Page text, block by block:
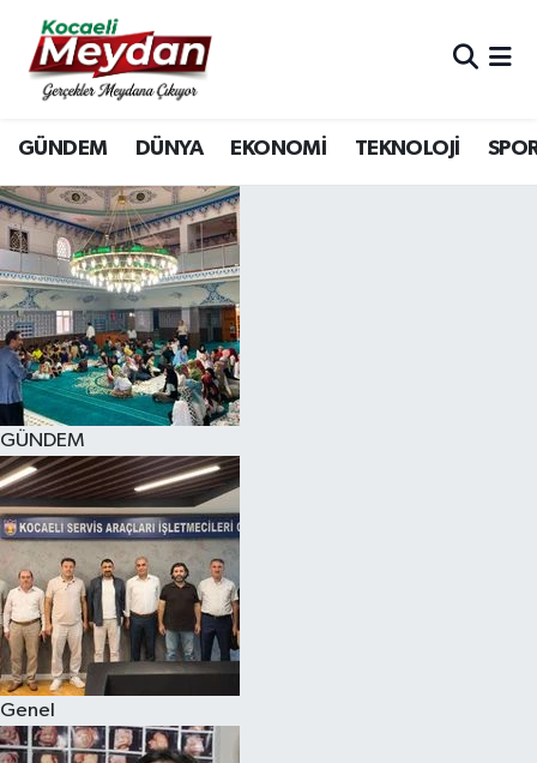
GÜNDEM DÜNYA EKONOMİ TEKNOLOJİ
GÜNDEM
Genel
Nöbetçi Eczaneler
Hava Durumu
Trafik Durumu
Süper Lig Puan Durumu ve Fikstür
Tüm Manşetler
Son Dakika Haberleri
Haber Arşivi